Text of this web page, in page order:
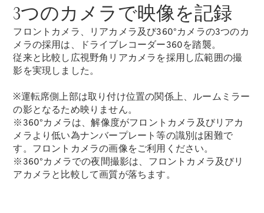
New models
電気自動車モデル
プラグインハイブリッドモデル
All Sedan
CLA
3つのカメラで映像を記録
フロントカメラ、リアカメラ及び360°カメラの3つのカ
メラの採用は、ドライブレコーダー360を踏襲。
従来と比較し広視野角リアカメラを採用し広範囲の撮
影を実現しました。
※運転席側上部は取り付け位置の関係上、ルームミラー
の影となるため映りません。
※360°カメラは、解像度がフロントカメラ及びリアカ
メラより低い為ナンバープレート等の識別は困難で
す。フロントカメラの画像をご利用ください。
※360°カメラでの夜間撮影は、フロントカメラ及びリ
アカメラと比較して画質が落ちます。